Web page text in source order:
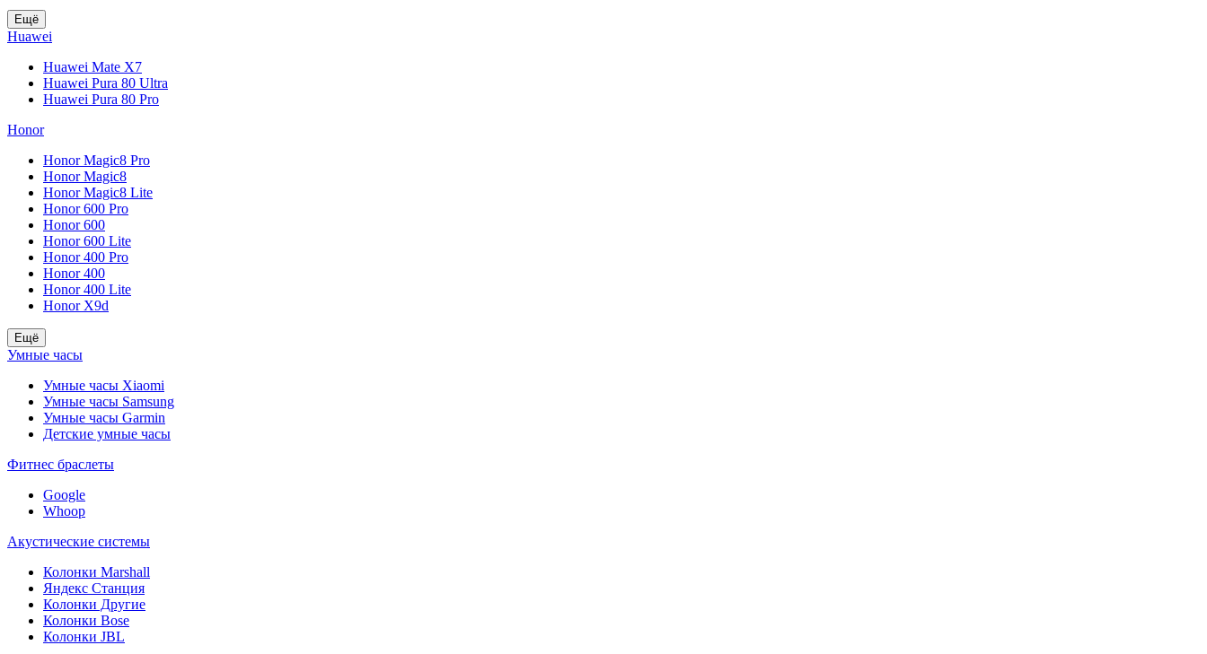
Ещё
Huawei
Huawei Mate X7
Huawei Pura 80 Ultra
Huawei Pura 80 Pro
Honor
Honor Magic8 Pro
Honor Magic8
Honor Magic8 Lite
Honor 600 Pro
Honor 600
Honor 600 Lite
Honor 400 Pro
Honor 400
Honor 400 Lite
Honor X9d
Ещё
Умные часы
Умные часы Xiaomi
Умные часы Samsung
Умные часы Garmin
Детские умные часы
Фитнес браслеты
Google
Whoop
Акустические системы
Колонки Marshall
Яндекс Станция
Колонки Другие
Колонки Bose
Колонки JBL